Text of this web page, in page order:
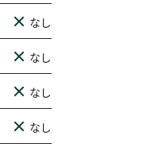
なし
なし
なし
なし